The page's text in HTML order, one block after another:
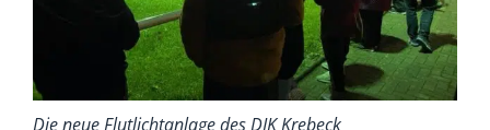
Die neue Flutlichtanlage des DJK Krebeck